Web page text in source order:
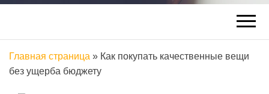
Главная страница » Как покупать качественные вещи
без ущерба бюджету